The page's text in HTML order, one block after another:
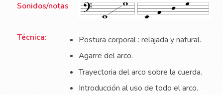
Sonidos/notas
Técnica:
Postura corporal : relajada y natural.
Agarre del arco.
Trayectoria del arco sobre la cuerda.
Introducción al uso de todo el arco.